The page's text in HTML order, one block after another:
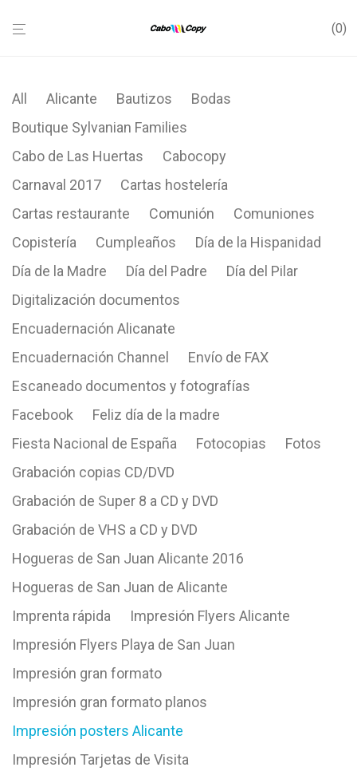
0
All Alicante Bautizos
Bodas
Boutique Sylvanian Families
Cabo de Las Huertas
Cabocopy
Carnaval 2017
Cartas hostelería
Cartas restaurante
Comunión
Comuniones
Copistería
Cumpleaños
Día de la Hispanidad
Día de la Madre
Día del Padre
Día del Pilar
Digitalización documentos
Encuadernación Alicanate
Encuadernación Channel
Envío de FAX
Escaneado documentos y fotografías
Facebook
Feliz día de la madre
Fiesta Nacional de España
Fotocopias
Fotos
Grabación copias CD/DVD
Grabación de Super 8 a CD y DVD
Grabación de VHS a CD y DVD
Hogueras de San Juan Alicante 2016
Hogueras de San Juan de Alicante
Imprenta rápida
Impresión Flyers Alicante
Impresión Flyers Playa de San Juan
Impresión gran formato
Impresión gran formato planos
Impresión posters Alicante
Impresión Tarjetas de Visita